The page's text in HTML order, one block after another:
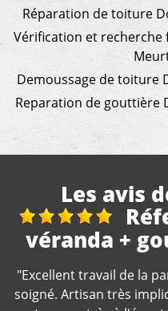
Réparation de toiture
Vérification et
Demoussage de toiture
Reparation de gouttière
Les avis
"Travail rapide et soigné
pas eu de devis